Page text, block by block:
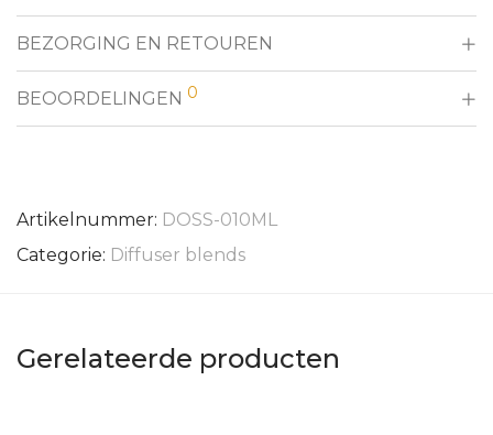
BEZORGING EN RETOUREN
BEOORDELINGEN 0
Artikelnummer: DOSS-010ML
Categorie: Diffuser blends
Gerelateerde producten